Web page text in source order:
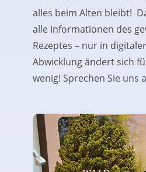
alles beim Alten bleibt!
alle Informationen des
Rezeptes – nur in
Abwicklung ändert sich
wenig! Sprechen Sie uns